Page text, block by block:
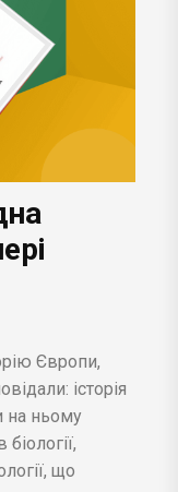
Європи,
історія
на ньому
що